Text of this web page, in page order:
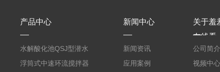
产品中心
水解酸化池QSJ型潜水
羞羞APP在线下载
浮筒式中速环流搅拌器
新闻中心
新闻资讯
应用案例
关于羞
在线看
公司简介
视频中心